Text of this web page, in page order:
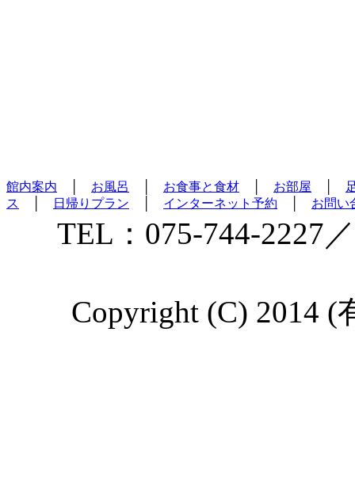
館内案内 お風呂 お食事と食材 お部屋
ス
日帰りプラン インターネット予約 お問い
TEL：075-744-2227
Copyright (C) 2014 (